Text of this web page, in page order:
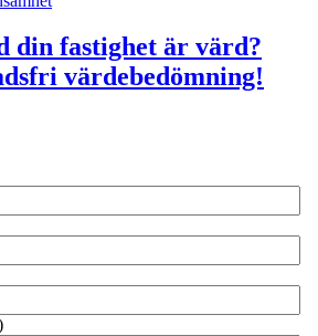
din fastighet är värd?
värdebedömning!